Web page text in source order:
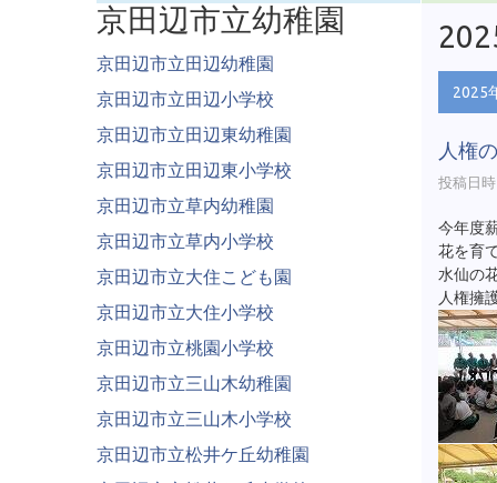
2025
人権
投稿日
今年度
花を育
水仙の
人権擁
京田辺市立幼稚園
京田辺市立田辺幼稚園
京田辺市立田辺小学校
京田辺市立田辺東幼稚園
京田辺市立田辺東小学校
京田辺市立草内幼稚園
京田辺市立草内小学校
京田辺市立大住こども園
京田辺市立大住小学校
京田辺市立桃園小学校
京田辺市立三山木幼稚園
京田辺市立三山木小学校
京田辺市立松井ケ丘幼稚園